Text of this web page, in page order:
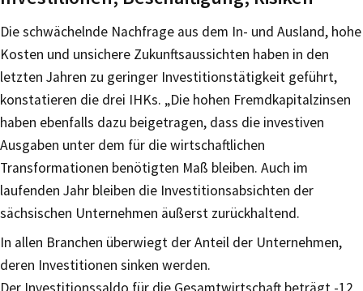
Die schwächelnde Nachfrage aus dem In- und Ausland, hohe
Kosten und unsichere Zukunftsaussichten haben in den
letzten Jahren zu geringer Investitionstätigkeit geführt,
konstatieren die drei IHKs. „Die hohen Fremdkapitalzinsen
haben ebenfalls dazu beigetragen, dass die investiven
Ausgaben unter dem für die wirtschaftlichen
Transformationen benötigten Maß bleiben. Auch im
laufenden Jahr bleiben die Investitionsabsichten der
sächsischen Unternehmen äußerst zurückhaltend.
In allen Branchen überwiegt der Anteil der Unternehmen,
deren Investitionen sinken werden.
Der Investitionssaldo für die Gesamtwirtschaft beträgt -12